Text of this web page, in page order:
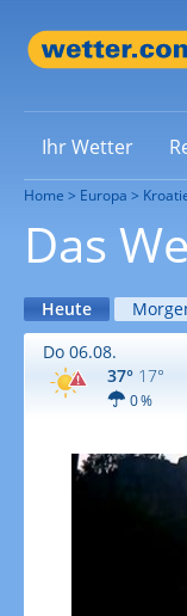
Ihr Wetter
Home Europa
Das
Heute
Do 06.08.
37° 17°
0 %